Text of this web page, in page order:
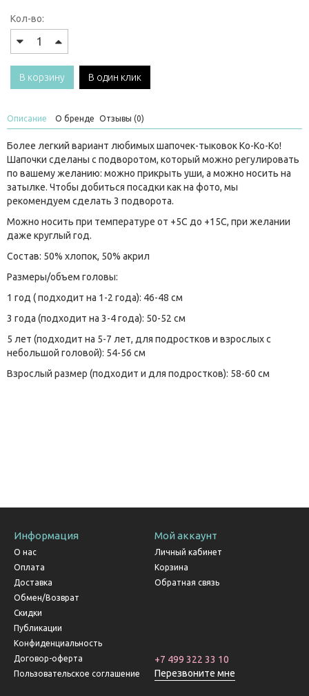
Кол-во:
В корзину В один клик
Описание О бренде Отзывы (0)
Более легкий вариант любимых шапочек-тыковок Ko-Ko-Ko!
Шапочки сделаны с подворотом, который можно регулировать
по вашему желанию: можно прикрыть уши, а можно носить на
затылке. Чтобы добиться посадки как на фото, мы
рекомендуем сделать 3 подворота.
Можно носить при температуре от +5C до +15С, при желании
даже круглый год.
Состав: 50% хлопок, 50% акрил
Размеры/объем головы:
1 год ( подходит на 1-2 года): 46-48 см
3 года (подходит на 3-4 года): 50-52 см
5 лет (подходит на 5-7 лет, для подростков и взрослых с
небольшой головой): 54-56 см
Взрослый размер (подходит и для подростков): 58-60 см
Информация
О нас
Оплата
Доставка
Обмен/Возврат
Скидки
Публикации
Конфиденциальность
Договор-оферта
Пользовательское соглашение
Мой аккаунт
Личный кабинет
Корзина
Обратная связь
+7 499 322 33 10
Перезвоните мне